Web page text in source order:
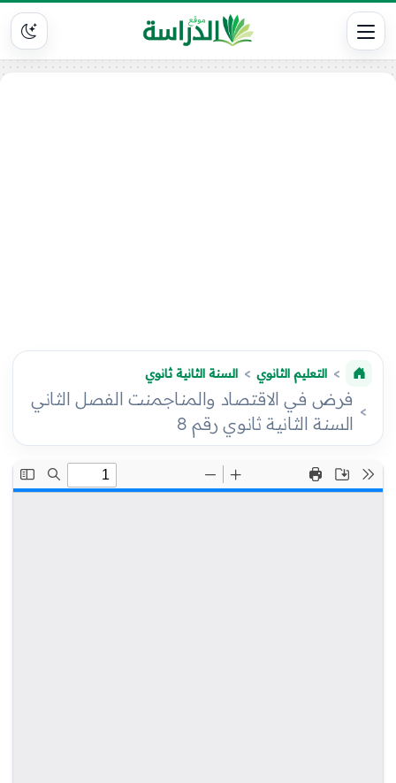
التعليم الثانوي السنة الثانية ثانوي
فرض في الاقتصاد والمناجمنت الفصل الثاني
السنة الثانية ثانوي رقم 8